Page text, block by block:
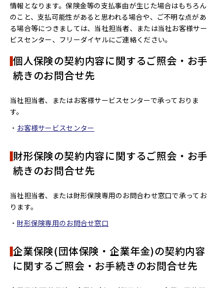
情報となります。保険金等の支払事由が生じた場合はもちろん
のこと、支払可能性があると思われる場合や、ご不明な点があ
る場合等につきましては、当社担当者、または当社お客様サー
ビスセンター、フリーダイヤルにご連絡ください。
個人保険の契約内容に関するご照会・お手
続きのお問合せ先
当社担当者、またはお客様サービスセンターで承っておりま
す。
お客様サービスセンター
財形保険の契約内容に関するご照会・お手
続きのお問合せ先
当社担当者、または財形保険専用のお問合わせ窓口で承ってお
ります。
財形保険専用のお問合せ窓口
企業保険(団体保険・企業年金)の契約内容
に関するご照会・お手続きのお問合せ先